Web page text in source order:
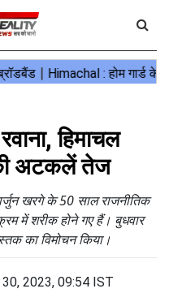
हिमाचल
अटकलें तेज
खरगे के 50 साल राजनीतिक
में शरीक होने गए हैं। बुधवार
का विमोचन किया।
2023, 09:54 IST